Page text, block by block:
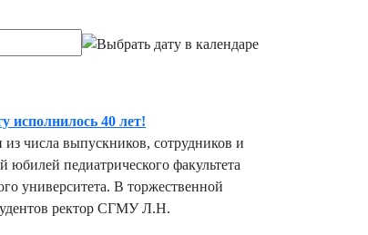
исполнилось 40 лет!
из числа выпускников, сотрудников и
юбилей педиатрического факультета
университета. В торжественной
ректор СГМУ Л.Н.